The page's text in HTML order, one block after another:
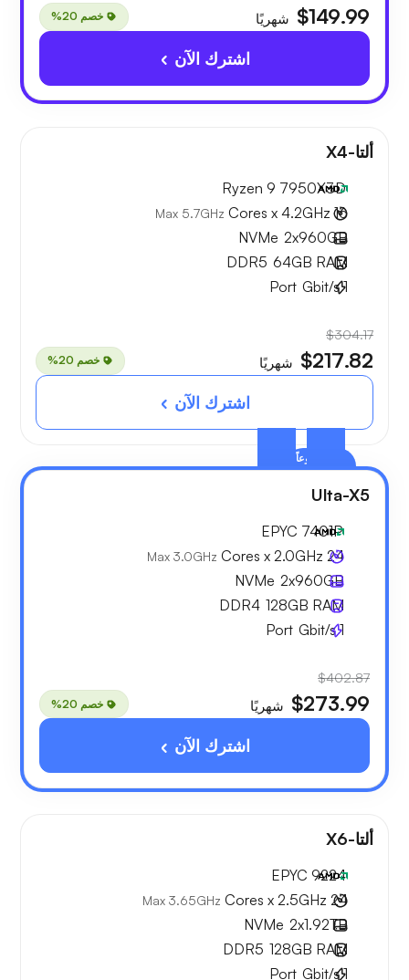
$149.99 شهريًا خصم 20%
اشترك الآن
ألتا-X4
Ryzen 9 7950X3D
16 Cores x 4.2GHz
Max 5.7GHz
2x960GB
NVMe
64GB RAM
DDR5
1
Gbit/s
Port
$304.17
$217.82 شهريًا خصم 20%
اشترك الآن
الأكثر شيوعاً
Ulta-X5
EPYC 7401P
24 Cores x 2.0GHz
Max 3.0GHz
2x960GB
NVMe
128GB RAM
DDR4
1
Gbit/s
Port
$402.87
$273.99 شهريًا خصم 20%
اشترك الآن
ألتا-X6
EPYC 9224
24 Cores x 2.5GHz
Max 3.65GHz
2x1.92TB
NVMe
128GB RAM
DDR5
1
Gbit/s
Port